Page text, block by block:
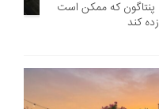
پنتاگون که ممکن است
کند